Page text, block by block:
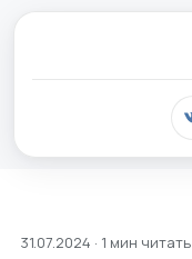
31.07.2024 · 1 мин читать